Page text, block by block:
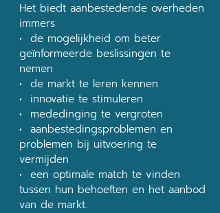
Het biedt aanbestedende overheden
immers:
• de mogelijkheid om beter
geïnformeerde beslissingen te
nemen
• de markt te leren kennen
• innovatie te stimuleren
• mededinging te vergroten
• aanbestedingsproblemen en
problemen bij uitvoering te
vermijden
• een optimale match te vinden
tussen hun behoeften en het aanbod
van de markt.